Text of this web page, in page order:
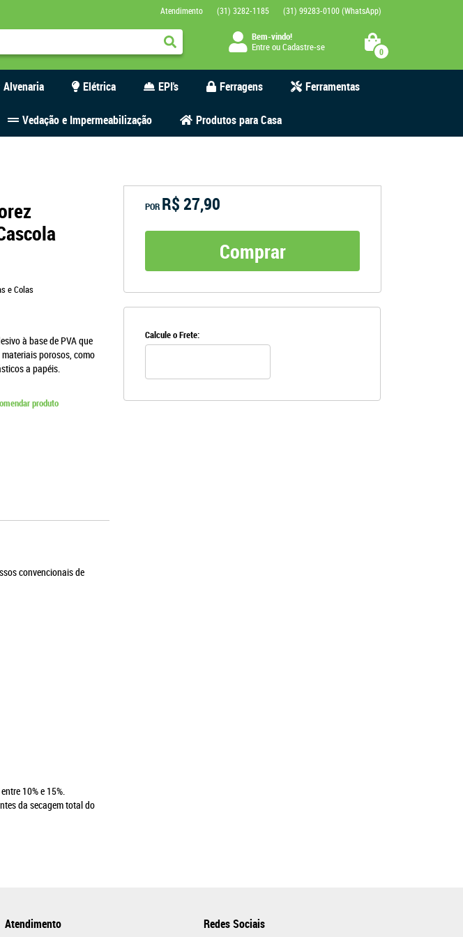
Atendimento (31) 3282-1185 (31) 99283-0100(WhatsApp)
Bem-vindo!
EntreouCadastre-se 0
Alvenaria Elétrica EPI's Ferragens Ferramentas
Vedação e Impermeabilização Produtos para Casa
e Colas
à base de PVA que
porosos, como
a papéis.
produto
POR R$ 27,90
Comprar
Calcule o Frete:
convencionais de
10% e 15%.
da secagem total do
Atendimento Redes Sociais